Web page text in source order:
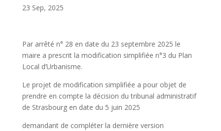
23 Sep, 2025
Par arrêté n° 28 en date du 23 septembre 2025 le
maire a prescrit la modification simplifiée n°3 du Plan
Local d’Urbanisme.
Le projet de modification simplifiée a pour objet de
prendre en compte la décision du tribunal administratif
de Strasbourg en date du 5 juin 2025
demandant de compléter la dernière version